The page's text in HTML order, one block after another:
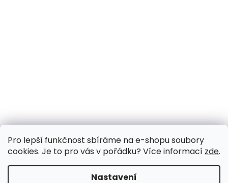
Pro lepší funkčnost sbíráme na e-shopu soubory
cookies. Je to pro vás v pořádku? Více informací zde.
Nastavení
Sledovat na Instagramu
Vytvořil Shoptet